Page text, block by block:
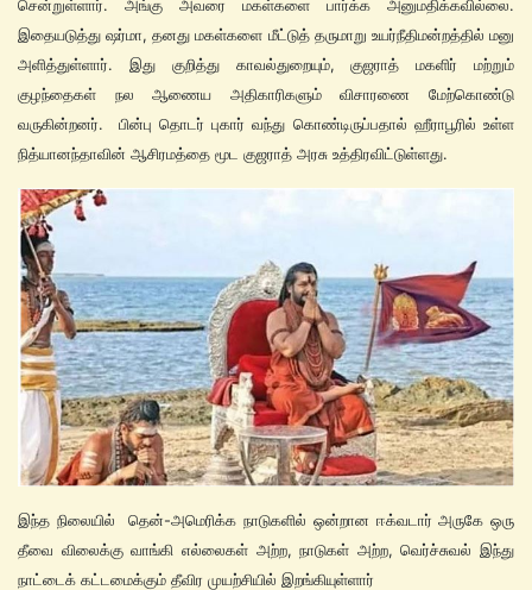
சென்றுள்ளார். அங்கு அவரை மகள்களை பார்க்க அனுமதிக்கவில்லை.
இதையடுத்து ஷர்மா, தனது மகள்களை மீட்டுத் தருமாறு உயர்நீதிமன்றத்தில் மனு
அளித்துள்ளார். இது குறித்து காவல்துறையும், குஜராத் மகளிர் மற்றும்
குழந்தைகள் நல ஆணைய அதிகாரிகளும் விசாரணை மேற்கொண்டு
வருகின்றனர். பின்பு தொடர் புகார் வந்து கொண்டிருப்பதால் ஹீராபூரில் உள்ள
நித்யானந்தாவின் ஆசிரமத்தை மூட குஜராத் அரசு உத்திரவிட்டுள்ளது.
இந்த நிலையில் தென்-அமெரிக்க நாடுகளில் ஒன்றான ஈக்வடார் அருகே ஒரு
தீவை விலைக்கு வாங்கி எல்லைகள் அற்ற, நாடுகள் அற்ற, வெர்ச்சுவல் இந்து
நாட்டைக் கட்டமைக்கும் தீவிர முயற்சியில் இறங்கியுள்ளார்